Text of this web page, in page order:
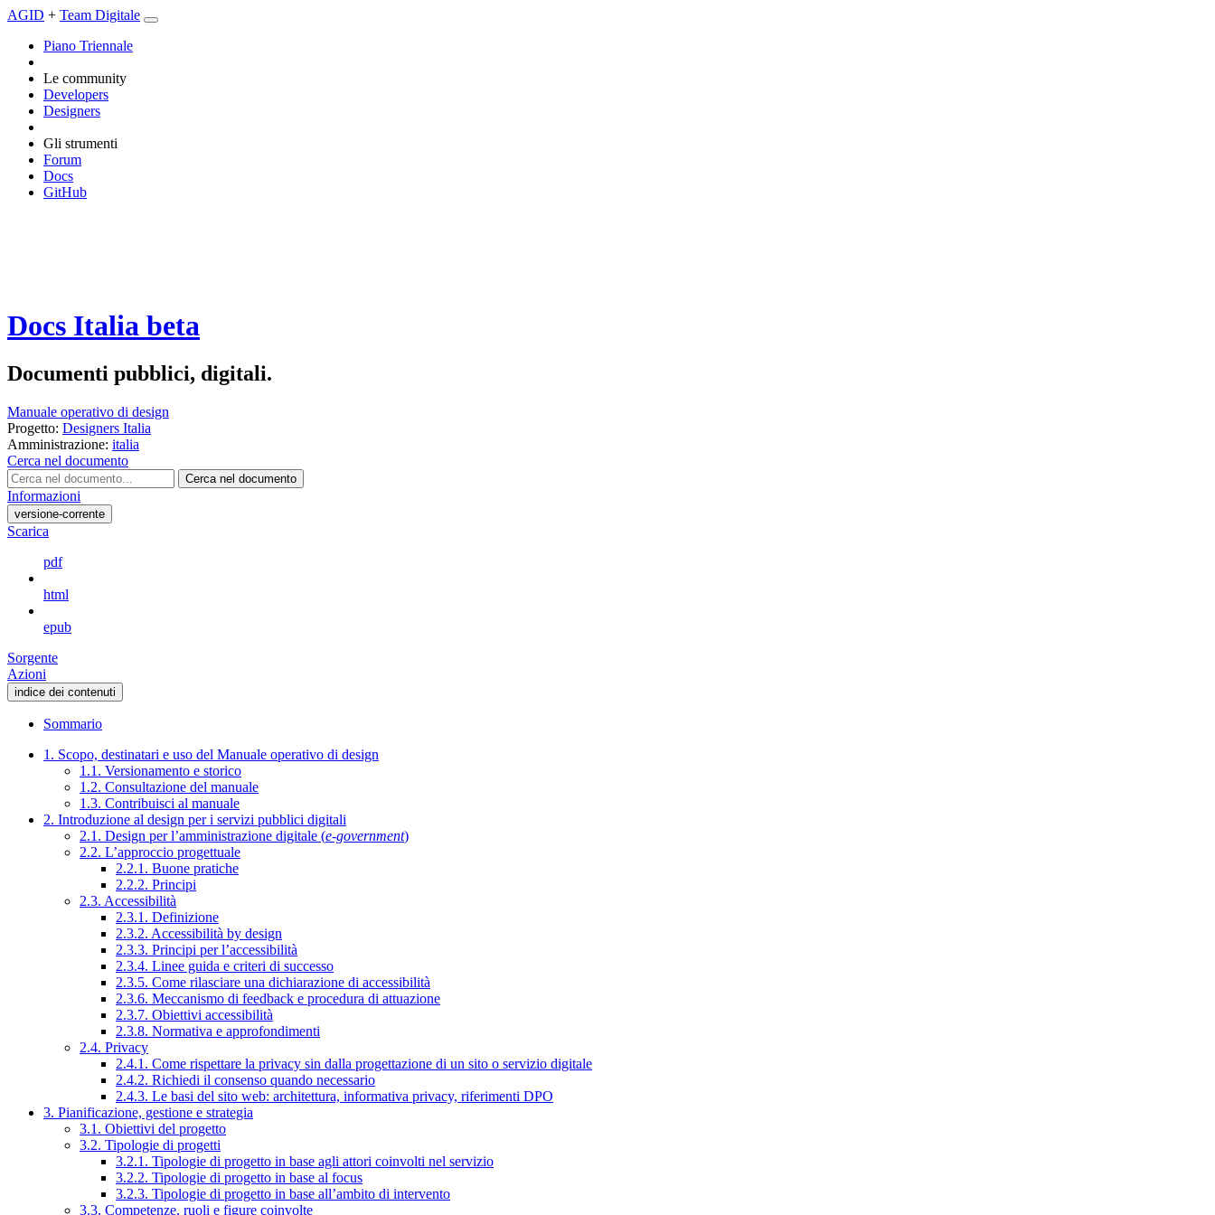
AGID + Team Digitale
Piano Triennale
Le community
Developers
Designers
Gli strumenti
Forum
Docs
GitHub
Docs Italia beta
Documenti pubblici, digitali.
Manuale operativo di design
Progetto: Designers Italia
Amministrazione: italia
Cerca nel documento
Cerca nel documento
Informazioni
versione-corrente
Scarica
pdf
html
epub
Sorgente
Azioni
indice dei contenuti
Sommario
1. Scopo, destinatari e uso del Manuale operativo di design
1.1. Versionamento e storico
1.2. Consultazione del manuale
1.3. Contribuisci al manuale
2. Introduzione al design per i servizi pubblici digitali
2.1. Design per l’amministrazione digitale (e-government)
2.2. L’approccio progettuale
2.2.1. Buone pratiche
2.2.2. Principi
2.3. Accessibilità
2.3.1. Definizione
2.3.2. Accessibilità by design
2.3.3. Principi per l’accessibilità
2.3.4. Linee guida e criteri di successo
2.3.5. Come rilasciare una dichiarazione di accessibilità
2.3.6. Meccanismo di feedback e procedura di attuazione
2.3.7. Obiettivi accessibilità
2.3.8. Normativa e approfondimenti
2.4. Privacy
2.4.1. Come rispettare la privacy sin dalla progettazione di un sito o servizio digitale
2.4.2. Richiedi il consenso quando necessario
2.4.3. Le basi del sito web: architettura, informativa privacy, riferimenti DPO
3. Pianificazione, gestione e strategia
3.1. Obiettivi del progetto
3.2. Tipologie di progetti
3.2.1. Tipologie di progetto in base agli attori coinvolti nel servizio
3.2.2. Tipologie di progetto in base al focus
3.2.3. Tipologie di progetto in base all’ambito di intervento
3.3. Competenze, ruoli e figure coinvolte